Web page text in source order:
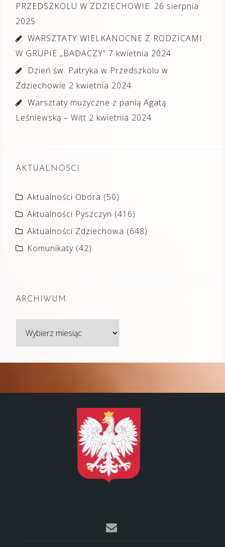
PRZEDSZKOLU W ZDZIECHOWIE. 26 sierpnia
2025
WARSZTATY WIELKANOCNE Z RODZICAMI
W GRUPIE „BADACZY” 7 kwietnia 2024
Dzień św. Patryka w Przedszkolu w
Zdziechowie 2 kwietnia 2024
Warsztaty muzyczne z panią Agatą
Leśniewską – Witt 2 kwietnia 2024
AKTUALNOŚCI
Aktualności Obora (50)
Aktualności Pyszczyn (416)
Aktualności Zdziechowa (648)
Komunikaty (42)
ARCHIWUM